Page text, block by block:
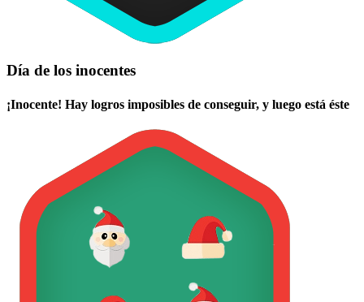
Día de los inocentes
¡Inocente! Hay logros imposibles de conseguir, y luego está éste